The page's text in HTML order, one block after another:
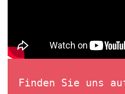
Finden Sie uns